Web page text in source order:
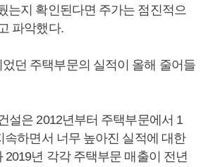
는지 확인된다면 주가는 점진적으
파악했다.
던 주택부문의 실적이 올해 줄어들
설은 2012년부터 주택부문에서 1
속하면서 너무 높아진 실적에 대한
2019년 각각 주택부문 매출이 전년